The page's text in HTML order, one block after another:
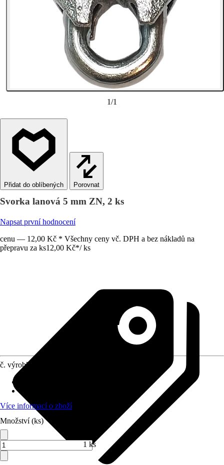
1/1
Porovnat
Svorka lanová 5 mm ZN, 2 ks
Napsat první hodnocení
cenu — 12,00 Kč * Všechny ceny vč. DPH a bez nákladů na
přepravu za ks12,00 Kč*/ ks
č. výrobku
Více informací o zboží
Množství (ks)
1 ks